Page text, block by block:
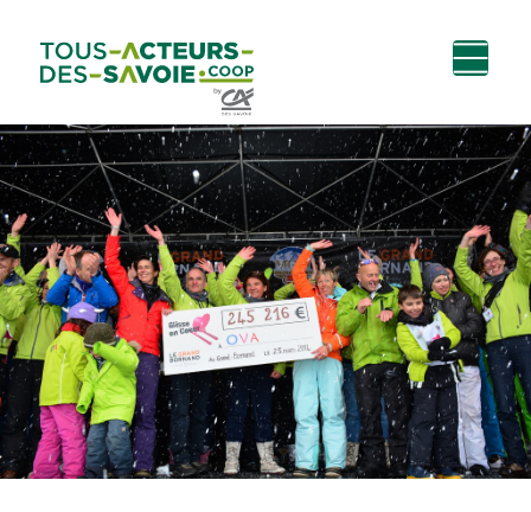
contenu
principal